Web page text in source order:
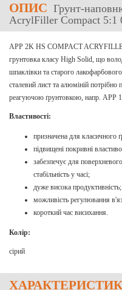
ОПИС Грунт-
AcrylFiller Compact 5:1
APP 2K HS COMPACT
грунтовка класу High Solid, що
шпаклівки та старого
сталевий лист та алюміній
реагуючою ґрунтовкою, напр. APP
Властивості:
призначена для класичного
підвищені покривні
забезпечує для
стабільність у часі;
дуже висока продуктивність;
можливість регулювання
короткий час висихання.
Колір:
сірий